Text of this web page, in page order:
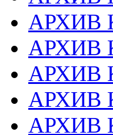
АРХИВ
АРХИВ
АРХИВ
АРХИВ
АРХИВ